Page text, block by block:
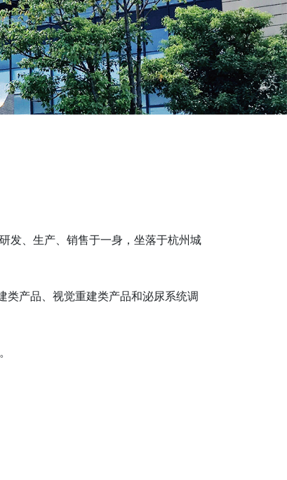
发、生产、销售于一身，坐落于杭州城
类产品、视觉重建类产品和泌尿系统调